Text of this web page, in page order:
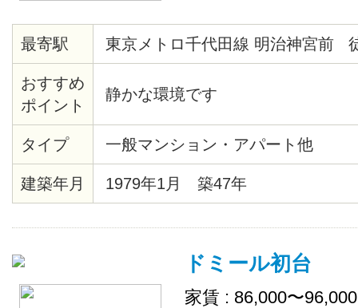
最寄駅 東京メトロ千代田線 明治神宮前
おすすめ
ポイント
静かな環境です
タイプ 一般マンション・アパート他
建築年月 1979年1月 築47年
ドミール初台
家賃 : 86,000〜